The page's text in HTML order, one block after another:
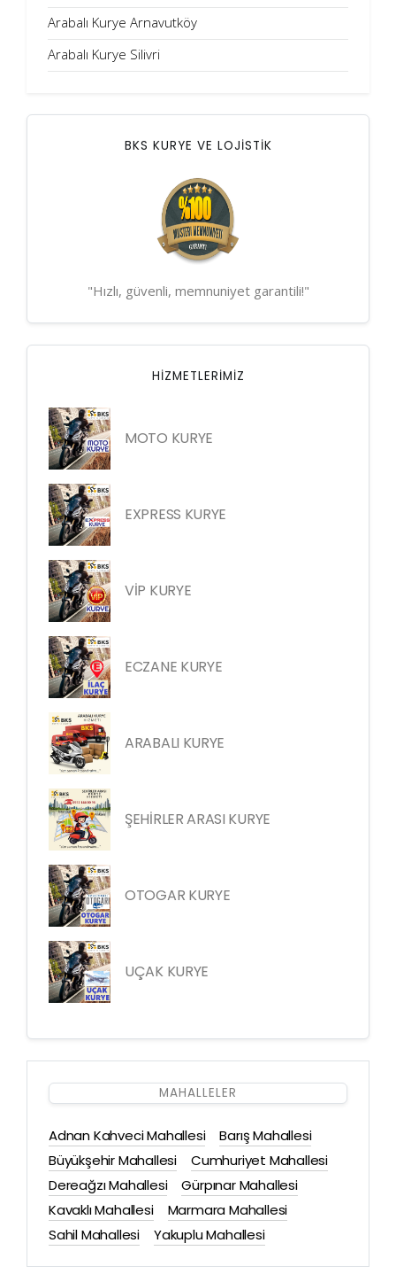
Arabalı Kurye Arnavutköy
Arabalı Kurye Silivri
BKS KURYE VE LOJİSTİK
"Hızlı, güvenli, memnuniyet garantili!"
HIZMETLERIMIZ
MOTO KURYE
EXPRESS KURYE
VİP KURYE
ECZANE KURYE
ARABALI KURYE
ŞEHİRLER ARASI KURYE
OTOGAR KURYE
UÇAK KURYE
MAHALLELER
Adnan Kahveci Mahallesi
Barış Mahallesi
Büyükşehir Mahallesi
Cumhuriyet Mahallesi
Dereağzı Mahallesi
Gürpınar Mahallesi
Kavaklı Mahallesi
Marmara Mahallesi
Sahil Mahallesi
Yakuplu Mahallesi